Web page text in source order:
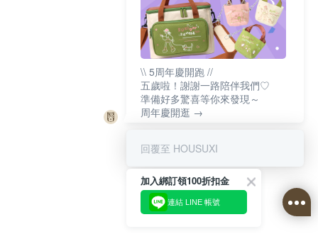
\\ 5周年慶開跑 //
五歲啦！謝謝一路陪伴我們♡
準備好多驚喜等你來發現～
周年慶開逛 →
回覆至 HOUSUXI
加入綁訂領100折扣金
連結 LINE 帳號